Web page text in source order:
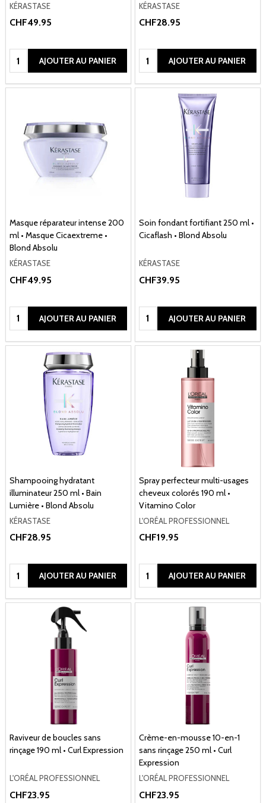
KÉRASTASE
CHF49.95
Quantité:AJOUTER AU PANIER
KÉRASTASE
CHF28.95
Quantité:AJOUTER AU PANIER
Masque réparateur intense 200
ml • Masque Cicaextreme •
Blond Absolu
KÉRASTASE
CHF49.95
Quantité:AJOUTER AU PANIER
Soin fondant fortifiant 250 ml •
Cicaflash • Blond Absolu
KÉRASTASE
CHF39.95
Quantité:AJOUTER AU PANIER
Shampooing hydratant
illuminateur 250 ml • Bain
Lumière • Blond Absolu
KÉRASTASE
CHF28.95
Quantité:AJOUTER AU PANIER
Spray perfecteur multi-usages
cheveux colorés 190 ml •
Vitamino Color
L'ORÉAL PROFESSIONNEL
CHF19.95
Quantité:AJOUTER AU PANIER
Raviveur de boucles sans
rinçage 190 ml • Curl Expression
L'ORÉAL PROFESSIONNEL
CHF23.95
Crème-en-mousse 10-en-1
sans rinçage 250 ml • Curl
Expression
L'ORÉAL PROFESSIONNEL
CHF23.95